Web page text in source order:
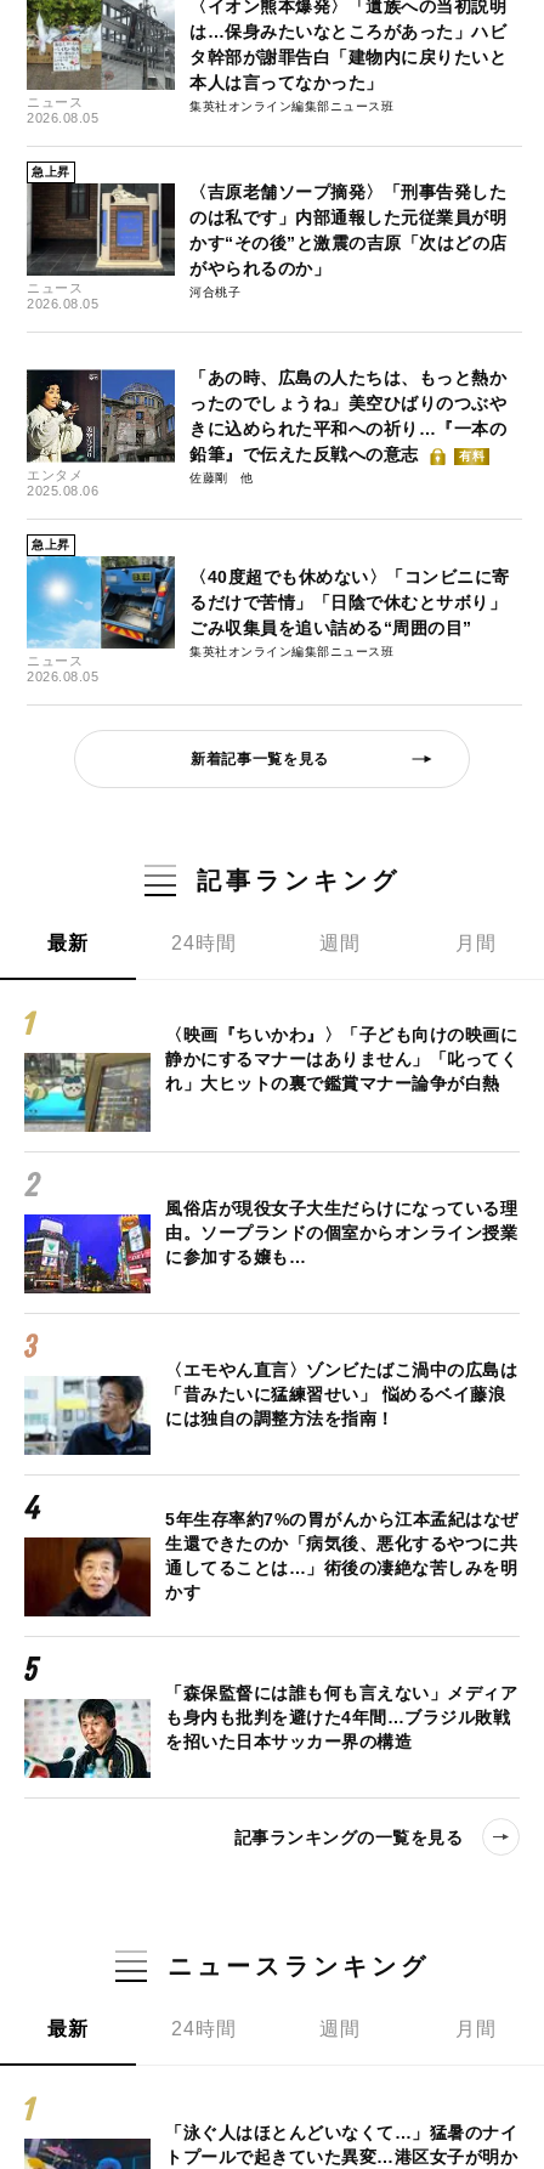
ニュース
2026.08.05
〈イオン熊本爆発〉「遺族への当初説明
は…保身みたいなところがあった」ハビ
タ幹部が謝罪告白「建物内に戻りたいと
本人は言ってなかった」
集英社オンライン編集部ニュース班
急上昇
ニュース
2026.08.05
〈吉原老舗ソープ摘発〉「刑事告発した
のは私です」内部通報した元従業員が明
かす“その後”と激震の吉原「次はどの店
がやられるのか」
河合桃子
エンタメ
2025.08.06
「あの時、広島の人たちは、もっと熱か
ったのでしょうね」美空ひばりのつぶや
きに込められた平和への祈り…『一本の
鉛筆』で伝えた反戦への意志
有料
佐藤剛
急上昇
ニュース
2026.08.05
〈40度超でも休めない〉「コンビニに寄
るだけで苦情」「日陰で休むとサボり」
ごみ収集員を追い詰める“周囲の目”
集英社オンライン編集部ニュース班
新着記事一覧を見る
記事ランキング
最新 24時間 週間 月間
〈映画『ちいかわ』〉「子ども向けの映画に
静かにするマナーはありません」「叱ってく
れ」大ヒットの裏で鑑賞マナー論争が白熱
風俗店が現役女子大生だらけになっている理
由。ソープランドの個室からオンライン授業
に参加する嬢も…
〈エモやん直言〉ゾンビたばこ渦中の広島は
「昔みたいに猛練習せい」 悩めるベイ藤浪
には独自の調整方法を指南！
5年生存率約7%の胃がんから江本孟紀はなぜ
生還できたのか「病気後、悪化するやつに共
通してることは…」術後の凄絶な苦しみを明
かす
「森保監督には誰も何も言えない」メディア
も身内も批判を避けた4年間…ブラジル敗戦
を招いた日本サッカー界の構造
記事ランキングの一覧を見る
ニュースランキング
最新 24時間 週間 月間
「泳ぐ人はほとんどいなくて…」猛暑のナイ
トプールで起きていた異変…港区女子が明か